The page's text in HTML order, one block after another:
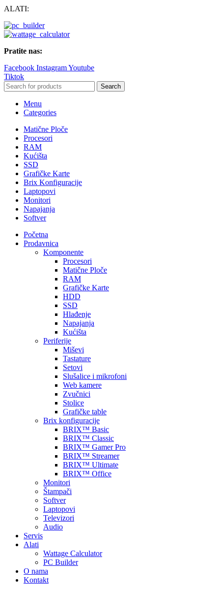
ALATI:
Pratite nas:
Facebook InstagramYoutube
Tiktok
Search
Menu
Categories
Matične Ploče
Procesori
RAM
Kućišta
SSD
Grafičke Karte
Brix Konfiguracije
Laptopovi
Monitori
Napajanja
Softver
Početna
Prodavnica
Komponente
Procesori
Matične Ploče
RAM
Grafičke Karte
HDD
SSD
Hlađenje
Napajanja
Kućišta
Periferije
Miševi
Tastature
Setovi
Slušalice i mikrofoni
Web kamere
Zvučnici
Stolice
Grafičke table
Brix konfiguracije
BRIX™ Basic
BRIX™ Classic
BRIX™ Gamer Pro
BRIX™ Streamer
BRIX™ Ultimate
BRIX™ Office
Monitori
Štampači
Softver
Laptopovi
Televizori
Audio
Servis
Alati
Wattage Calculator
PC Builder
O nama
Kontakt